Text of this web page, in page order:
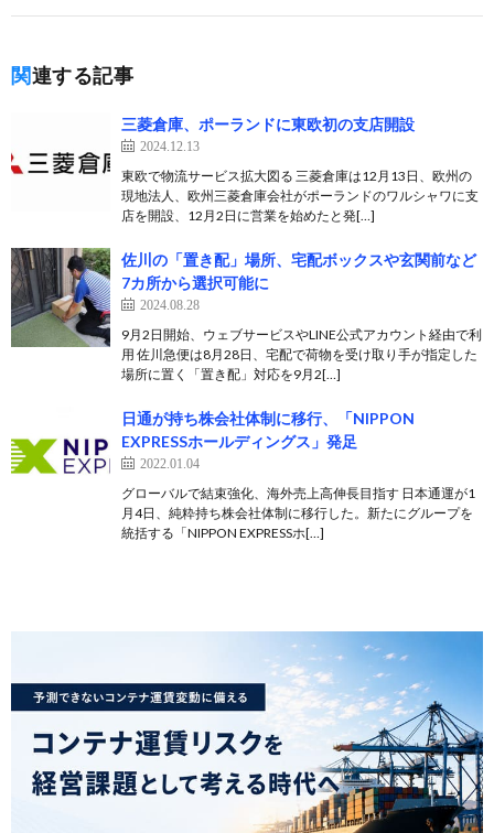
関連する記事
三菱倉庫、ポーランドに東欧初の支店開設
2024.12.13
東欧で物流サービス拡大図る 三菱倉庫は12月13日、欧州の
現地法人、欧州三菱倉庫会社がポーランドのワルシャワに支
店を開設、12月2日に営業を始めたと発[…]
佐川の「置き配」場所、宅配ボックスや玄関前など
7カ所から選択可能に
2024.08.28
9月2日開始、ウェブサービスやLINE公式アカウント経由で利
用 佐川急便は8月28日、宅配で荷物を受け取り手が指定した
場所に置く「置き配」対応を9月2[…]
日通が持ち株会社体制に移行、「NIPPON
EXPRESSホールディングス」発足
2022.01.04
グローバルで結束強化、海外売上高伸長目指す 日本通運が1
月4日、純粋持ち株会社体制に移行した。新たにグループを
統括する「NIPPON EXPRESSホ[…]